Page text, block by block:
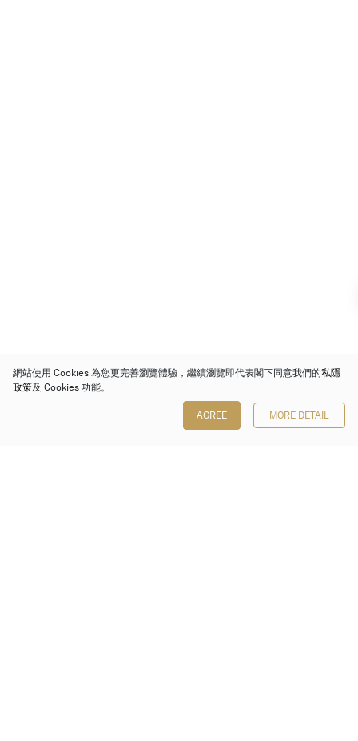
網站使用 Cookies 為您更完善瀏覽體驗，繼續瀏覽即代表閣下同意我們的私隱
政策及 Cookies 功能。
AGREE MORE DETAIL